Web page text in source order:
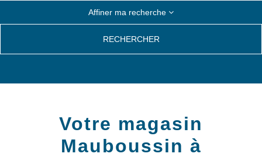
Affiner ma recherche
RECHERCHER
Votre magasin
Mauboussin à